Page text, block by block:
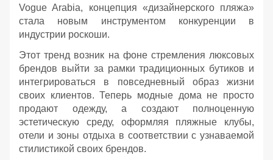
Vogue Arabia, концепция «дизайнерского пляжа»
стала новым инструментом конкуренции в
индустрии роскоши.
Этот тренд возник на фоне стремления люксовых
брендов выйти за рамки традиционных бутиков и
интегрироваться в повседневный образ жизни
своих клиентов. Теперь модные дома не просто
продают одежду, а создают полноценную
эстетическую среду, оформляя пляжные клубы,
отели и зоны отдыха в соответствии с узнаваемой
стилистикой своих брендов.